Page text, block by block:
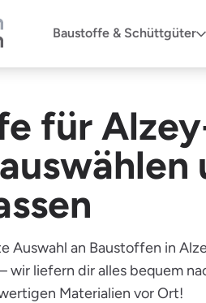
Baustoffe & Schüttgüter
für
Auswahl an Baustoffen in
wir liefern dir alles bequem
Materialien vor Ort!